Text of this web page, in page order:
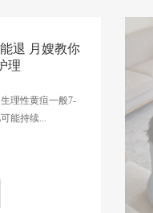
退 月嫂教你
理
理性黄疸一般7-
能持续...